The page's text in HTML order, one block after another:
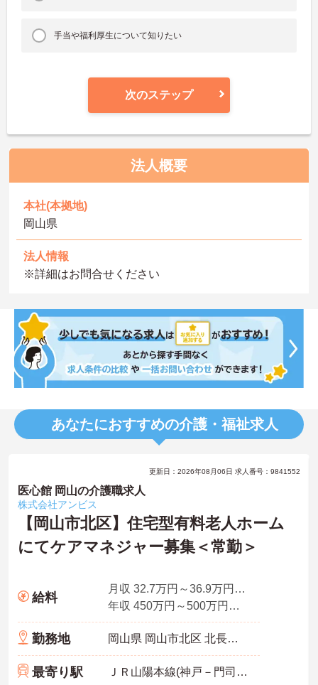
手当や福利厚生について知りたい
次のステップ
法人概要
本社(本拠地)
岡山県
法人情報
※詳細はお問合せください
あなたにおすすめの介護・福祉求人
更新日：2026年08月06日 求人番号：9841552
医心館 岡山の介護職求人
株式会社アンビス
【岡山市北区】住宅型有料老人ホーム
にてケアマネジャー募集＜常勤＞
給料
月収 32.7万円～36.9万円程度 諸手当込
年収 450万円～500万円程度 ※想定年収
勤務地 岡山県 岡山市北区 北長瀬表町3-15-22
最寄り駅 ＪＲ山陽本線(神戸－門司)「北長瀬駅」徒歩7分